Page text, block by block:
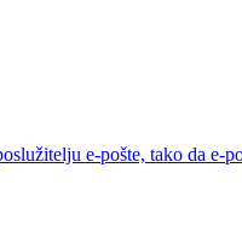
e-pošte, tako da e-